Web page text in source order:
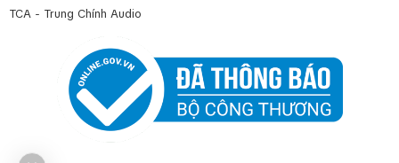
TCA - Trung Chính Audio